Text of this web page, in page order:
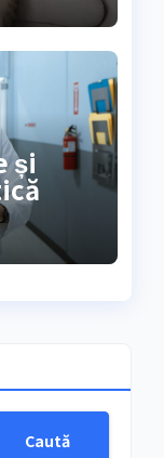
și
Caută